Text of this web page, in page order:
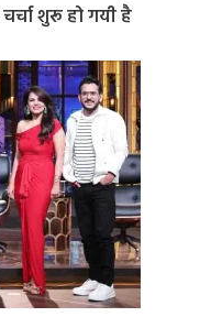
शुरू हो गयी है